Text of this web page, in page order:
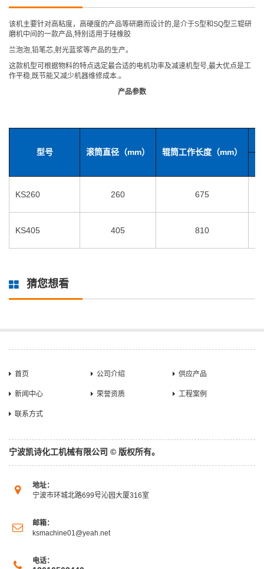
该机主要针对高粘度，高硬度的产品等研磨而设计的,是介于S型和SQ型三辊研
磨机中间的一款产品,特别适用于硅橡胶
兰泡泡,铅笔芯,射光蓝浆等产品的生产。
这款机型可根据物料的特点选定最合适的电机功率及减速机型号,最大优点是工
作平稳,既节能又减少机器维修成本.。
产品参数
型号 滚筒直径（mm） 辊筒工作长度（mm）
KS260 260 675
KS405 405 810
猜您想看
首页 公司介绍 供应产品
新闻中心 荣誉资质 工程案例
联系方式
宁波凯诗化工机械有限公司 © 版权所有。
地址：
宁波市环城北路699号沁园大厦316室
邮箱：
ksmachine01@yeah.net
电话：